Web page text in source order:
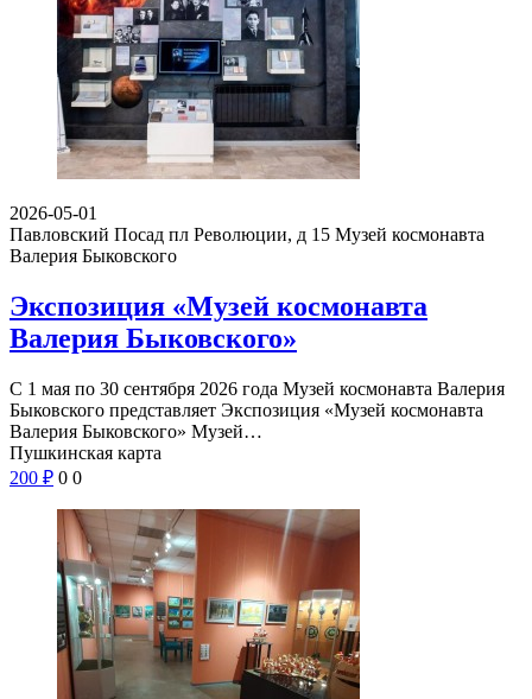
2026-05-01
Павловский Посад пл Революции, д 15 Музей космонавта
Валерия Быковского
Экспозиция «Музей космонавта
Валерия Быковского»
С 1 мая по 30 сентября 2026 года Музей космонавта Валерия
Быковского представляет Экспозиция «Музей космонавта
Валерия Быковского» Музей…
Пушкинская карта
200 ₽ 0 0